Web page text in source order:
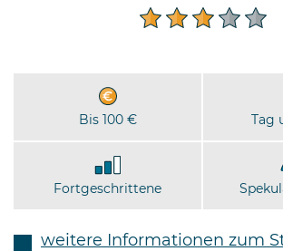
Bis 100 € Tag
Fortgeschrittene
weitere Informationen zum